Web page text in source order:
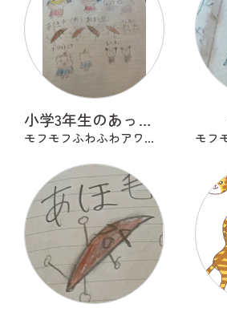
小学3年生のあったらいいな
モフモフふわふわアワアワ